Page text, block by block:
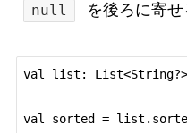
null を後ろに寄せ
val list:
val sorted =